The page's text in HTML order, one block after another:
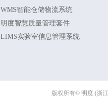
WMS智能仓储物流系统
明度智慧质量管理套件
LIMS实验室信息管理系统
版权所有© 明度 (浙